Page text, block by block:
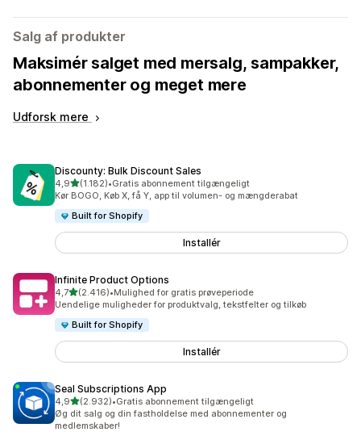
Salg af produkter
Maksimér salget med mersalg, sampakker,
abonnementer og meget mere
Udforsk mere
Discounty: Bulk Discount Sales
4,9ud af 5 stjerner
(1.182)
1182 anmeldelser i alt
•Gratis abonnement tilgængeligt
Kør BOGO, Køb X, få Y, app til volumen- og mængderabat
Built for Shopify
Installér
Infinite Product Options
4,7ud af 5 stjerner
(2.416)
2416 anmeldelser i alt
•Mulighed for gratis prøveperiode
Uendelige muligheder for produktvalg, tekstfelter og tilkøb
Built for Shopify
Installér
Seal Subscriptions App
4,9ud af 5 stjerner
(2.932)
2932 anmeldelser i alt
•Gratis abonnement tilgængeligt
Øg dit salg og din fastholdelse med abonnementer og
medlemskaber!